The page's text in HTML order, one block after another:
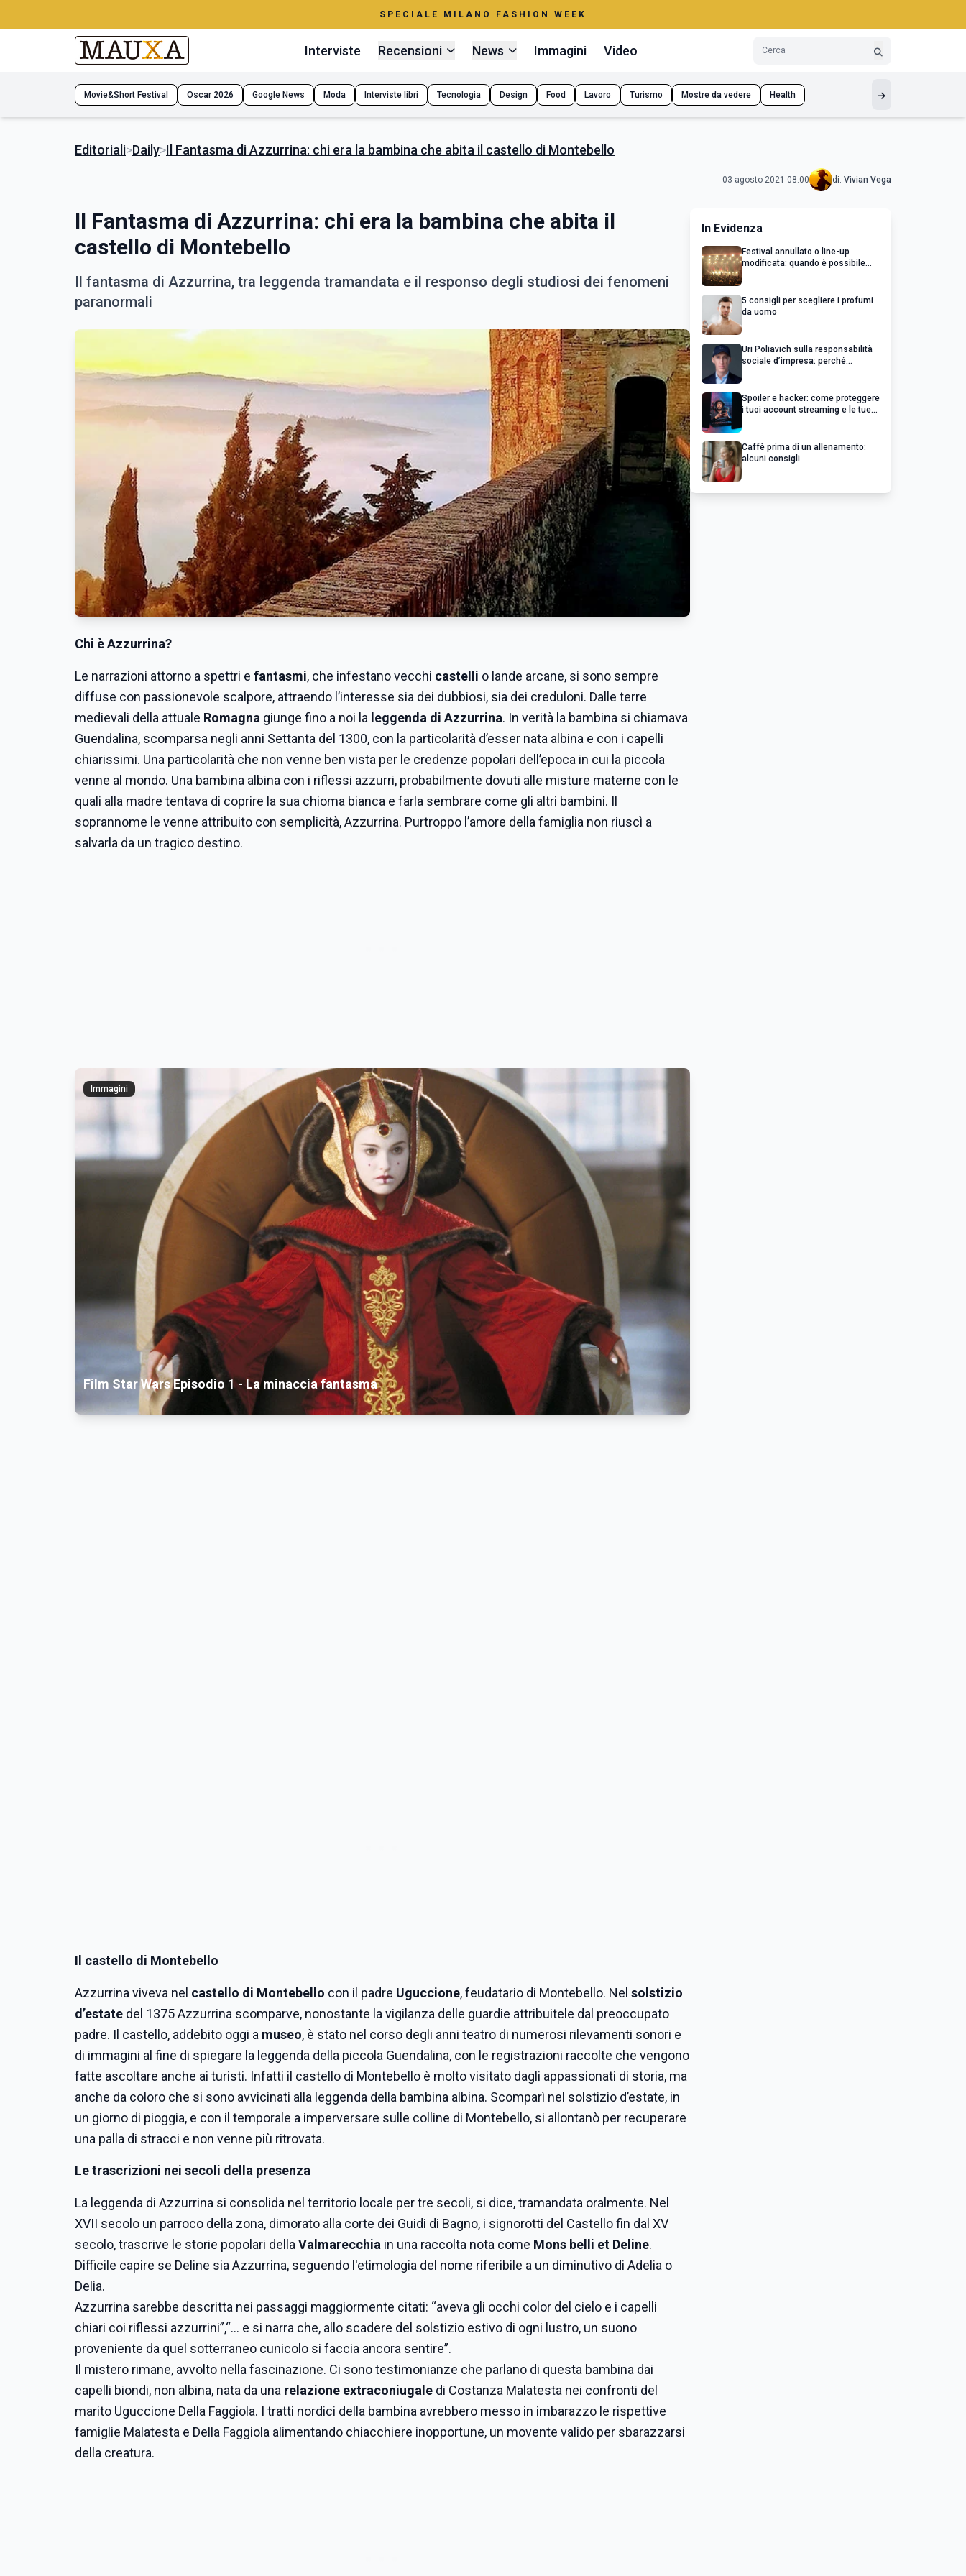
SPECIALE MILANO FASHION WEEK
Interviste Recensioni News Immagini Video
Movie&Short Festival Oscar 2026 Google News Moda Interviste libri Tecnologia Design Food Lavoro Turismo Mostre da vedere Health
Editoriali>Daily>Il Fantasma di Azzurrina: chi era la bambina che abita il castello di Montebello
03 agosto 2021 08:00 di: Vivian Vega
Il Fantasma di Azzurrina: chi era la bambina che abita il
castello di Montebello
Il fantasma di Azzurrina, tra leggenda tramandata e il responso degli studiosi dei fenomeni
paranormali
Chi è Azzurrina?
Le narrazioni attorno a spettri e fantasmi, che infestano vecchi castelli o lande arcane, si sono sempre
diffuse con passionevole scalpore, attraendo l’interesse sia dei dubbiosi, sia dei creduloni. Dalle terre
medievali della attuale Romagna giunge fino a noi la leggenda di Azzurrina. In verità la bambina si chiamava
Guendalina, scomparsa negli anni Settanta del 1300, con la particolarità d’esser nata albina e con i capelli
chiarissimi. Una particolarità che non venne ben vista per le credenze popolari dell’epoca in cui la piccola
venne al mondo. Una bambina albina con i riflessi azzurri, probabilmente dovuti alle misture materne con le
quali alla madre tentava di coprire la sua chioma bianca e farla sembrare come gli altri bambini. Il
soprannome le venne attribuito con semplicità, Azzurrina. Purtroppo l’amore della famiglia non riuscì a
salvarla da un tragico destino.
Immagini
Film Star Wars Episodio 1 - La minaccia fantasma
Il castello di Montebello
Azzurrina viveva nel castello di Montebello con il padre Uguccione, feudatario di Montebello. Nel solstizio
d’estate del 1375 Azzurrina scomparve, nonostante la vigilanza delle guardie attribuitele dal preoccupato
padre. Il castello, addebito oggi a museo, è stato nel corso degli anni teatro di numerosi rilevamenti sonori e
di immagini al fine di spiegare la leggenda della piccola Guendalina, con le registrazioni raccolte che vengono
fatte ascoltare anche ai turisti. Infatti il castello di Montebello è molto visitato dagli appassionati di storia, ma
anche da coloro che si sono avvicinati alla leggenda della bambina albina. Scomparì nel solstizio d’estate, in
un giorno di pioggia, e con il temporale a imperversare sulle colline di Montebello, si allontanò per recuperare
una palla di stracci e non venne più ritrovata.
Le trascrizioni nei secoli della presenza
La leggenda di Azzurrina si consolida nel territorio locale per tre secoli, si dice, tramandata oralmente. Nel
XVII secolo un parroco della zona, dimorato alla corte dei Guidi di Bagno, i signorotti del Castello fin dal XV
secolo, trascrive le storie popolari dellaValmarecchia in una raccolta nota come Mons belli et Deline.
Difficile capire se Deline sia Azzurrina, seguendo l'etimologia del nome riferibile a un diminutivo di Adelia o
Delia.
Azzurrina sarebbe descritta nei passaggi maggiormente citati: “aveva gli occhi color del cielo e i capelli
chiari coi riflessi azzurrini”,“… e si narra che, allo scadere del solstizio estivo di ogni lustro, un suono
proveniente da quel sotterraneo cunicolo si faccia ancora sentire”.
Il mistero rimane, avvolto nella fascinazione. Ci sono testimonianze che parlano di questa bambina dai
capelli biondi, non albina, nata da una relazione extraconiugale di Costanza Malatesta nei confronti del
marito Uguccione Della Faggiola. I tratti nordici della bambina avrebbero messo in imbarazzo le rispettive
famiglie Malatesta e Della Faggiola alimentando chiacchiere inopportune, un movente valido per sbarazzarsi
della creatura.
In Evidenza
Festival annullato o line-up
modificata: quando è possibile
5 consigli per scegliere i profumi
da uomo
Uri Poliavich sulla responsabilità
sociale d’impresa: perché
Spoiler e hacker: come proteggere
i tuoi account streaming e le tue
Caffè prima di un allenamento:
alcuni consigli